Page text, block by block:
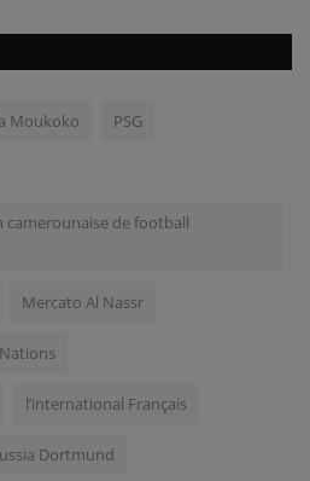
Moukoko PSG
camerounaise de football
Mercato Al Nassr
l’international Français
Dortmund